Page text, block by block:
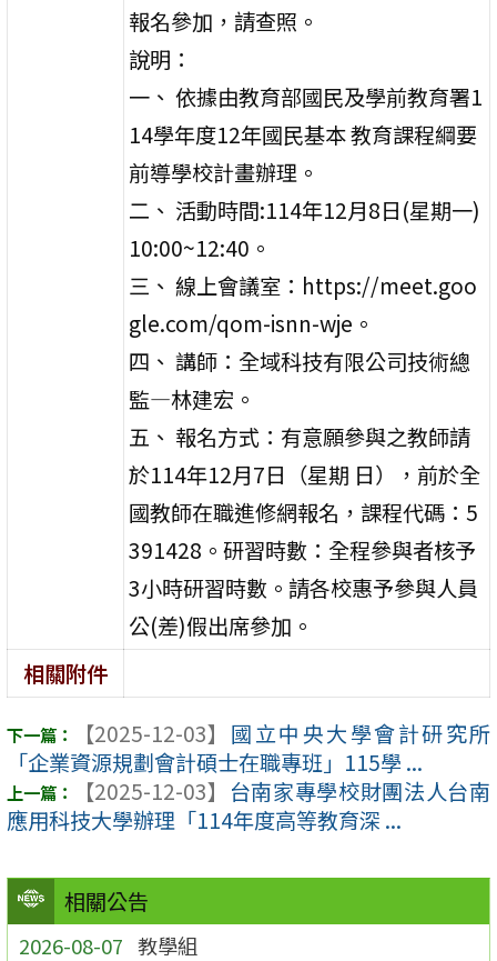
相關公告
2026-08-07 教學組
報名參加，請查照。
說明：
一、 依據由教育部國民及學前教育署1
14學年度12年國民基本 教育課程綱要
前導學校計畫辦理。
二、 活動時間:114年12月8日(星期一)
10:00~12:40。
三、 線上會議室：https://meet.goo
gle.com/qom-isnn-wje。
四、 講師：全域科技有限公司技術總
監—林建宏。
五、 報名方式：有意願參與之教師請
於114年12月7日（星期 日），前於全
國教師在職進修網報名，課程代碼：5
391428。研習時數：全程參與者核予
3小時研習時數。請各校惠予參與人員
公(差)假出席參加。
相關附件
【2025-12-03】 國立中央大學會計研究所
「企業資源規劃會計碩士在職專班」115學 ...
【2025-12-03】 台南家專學校財團法人台南
應用科技大學辦理「114年度高等教育深 ...